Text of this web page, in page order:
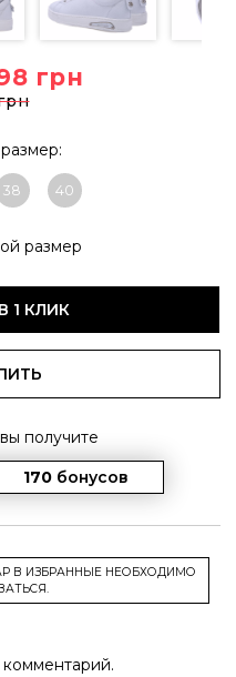
грн
38 40
размер
1 КЛИК
получите
170 бонусов
В ИЗБРАННЫЕ НЕОБХОДИМО